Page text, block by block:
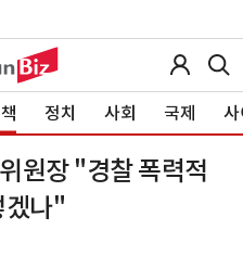
정치 사회 국제 사
원장 "경찰 폭력적
겠나"